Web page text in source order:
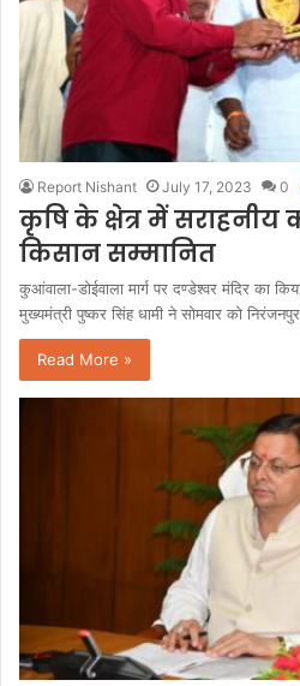
Report Nishant July 17, 2023 0
कृषि के क्षेत्र में सराहनीय
किसान सम्मानित
कुआंवाला-डोईवाला मार्ग पर दण्डेश्वर मंदिर का
मुख्यमंत्री पुष्कर सिंह धामी ने सोमवार को
Read More »